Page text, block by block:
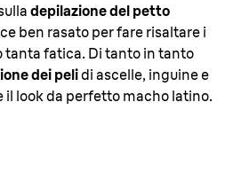
depilazione del petto
ben rasato per fare risaltare i
tanta fatica. Di tanto in tanto
dei pelidi ascelle, inguine e
look da perfetto macho latino.